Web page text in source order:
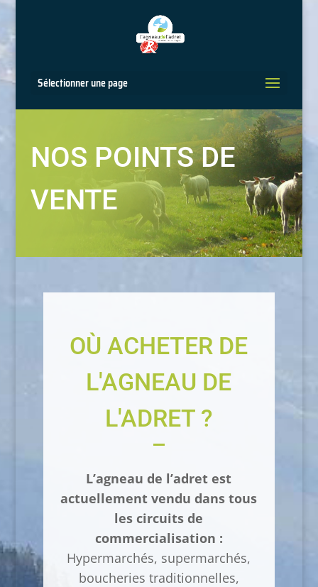
Sélectionner une page
NOS POINTS DE
VENTE
OÙ ACHETER DE
L'AGNEAU DE
L'ADRET ?
L’agneau de l’adret est
actuellement vendu dans tous
les circuits de
commercialisation :
Hypermarchés, supermarchés,
boucheries traditionnelles,